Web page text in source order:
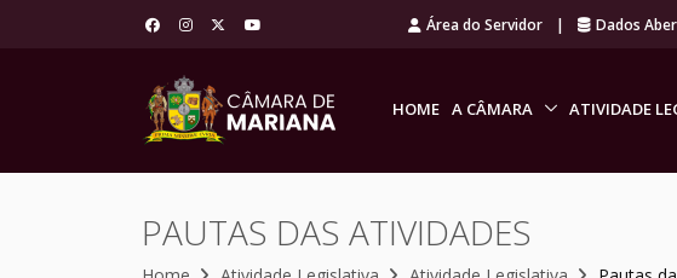
Área do Servidor | Dados
HOME A CÂMARA ATIVIDADE
PAUTAS DAS ATIVIDADES